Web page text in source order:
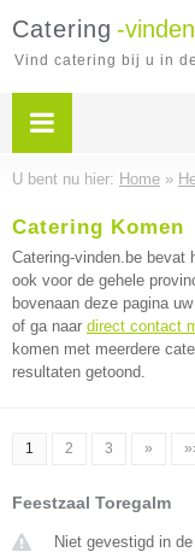
Catering -
Vind catering bij u in
U bent nu hier: Home »
Catering Komen
Catering-vinden.be bevat
ook voor de gehele
bovenaan deze pagina
of ga naar direct contact
komen met meerdere
resultaten getoond.
1 2 3 »
Feestzaal Toregalm
Niet gevestigd in